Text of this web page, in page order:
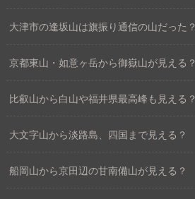
大津市の逢坂山は旗振り通信の山だった？
京都東山・如意ヶ岳から御嶽山が見える？
比叡山から白山や福井県最高峰も見える？
大文字山から淡路島、四国まで見える？
船岡山から京田辺の甘南備山が見える？